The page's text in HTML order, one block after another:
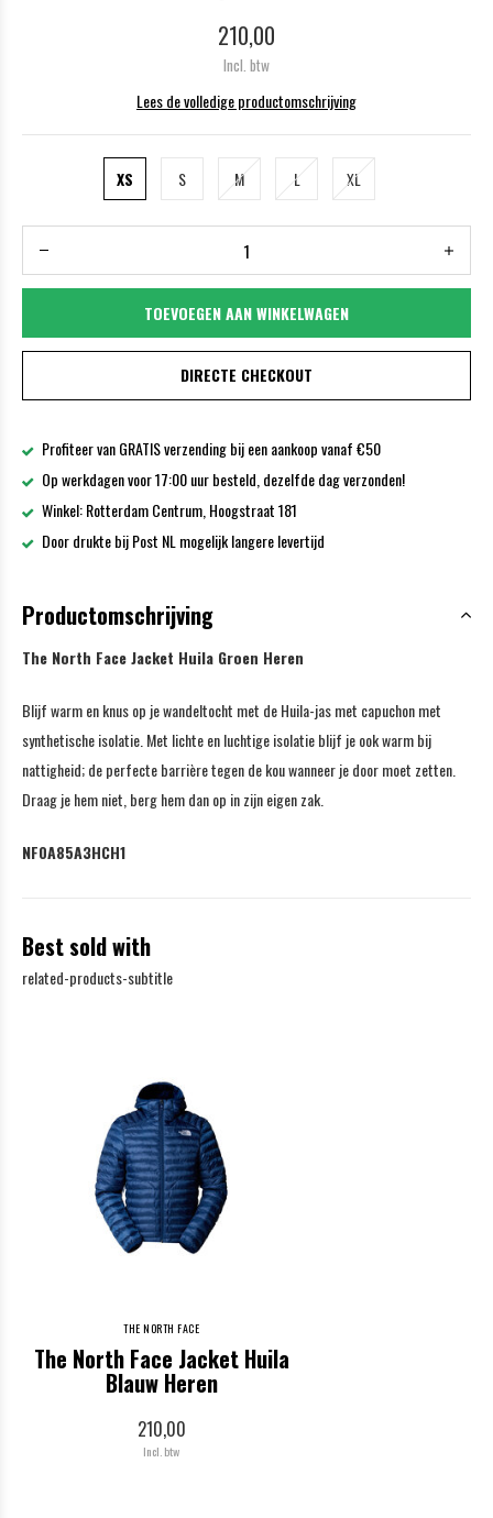
210,00
Incl. btw
Lees de volledige productomschrijving
XS S M L XL
TOEVOEGEN AAN WINKELWAGEN
DIRECTE CHECKOUT
Profiteer van GRATIS verzending bij een aankoop vanaf €50
Op werkdagen voor 17:00 uur besteld, dezelfde dag verzonden!
Winkel: Rotterdam Centrum, Hoogstraat 181
Door drukte bij Post NL mogelijk langere levertijd
Productomschrijving
The North Face Jacket Huila Groen Heren
Blijf warm en knus op je wandeltocht met de Huila-jas met capuchon met
synthetische isolatie. Met lichte en luchtige isolatie blijf je ook warm bij
nattigheid; de perfecte barrière tegen de kou wanneer je door moet zetten.
Draag je hem niet, berg hem dan op in zijn eigen zak.
NF0A85A3HCH1
Best sold with
related-products-subtitle
THE NORTH FACE
The North Face Jacket Huila
Blauw Heren
210,00
Incl. btw